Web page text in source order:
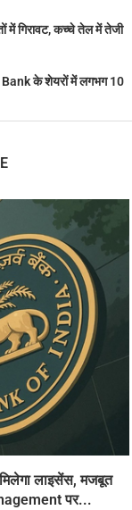
में गिरावट, कच्चे तेल में तेजी
Bank के शेयरों में लगभग 10
लाइसेंस, मजबूत
पर...